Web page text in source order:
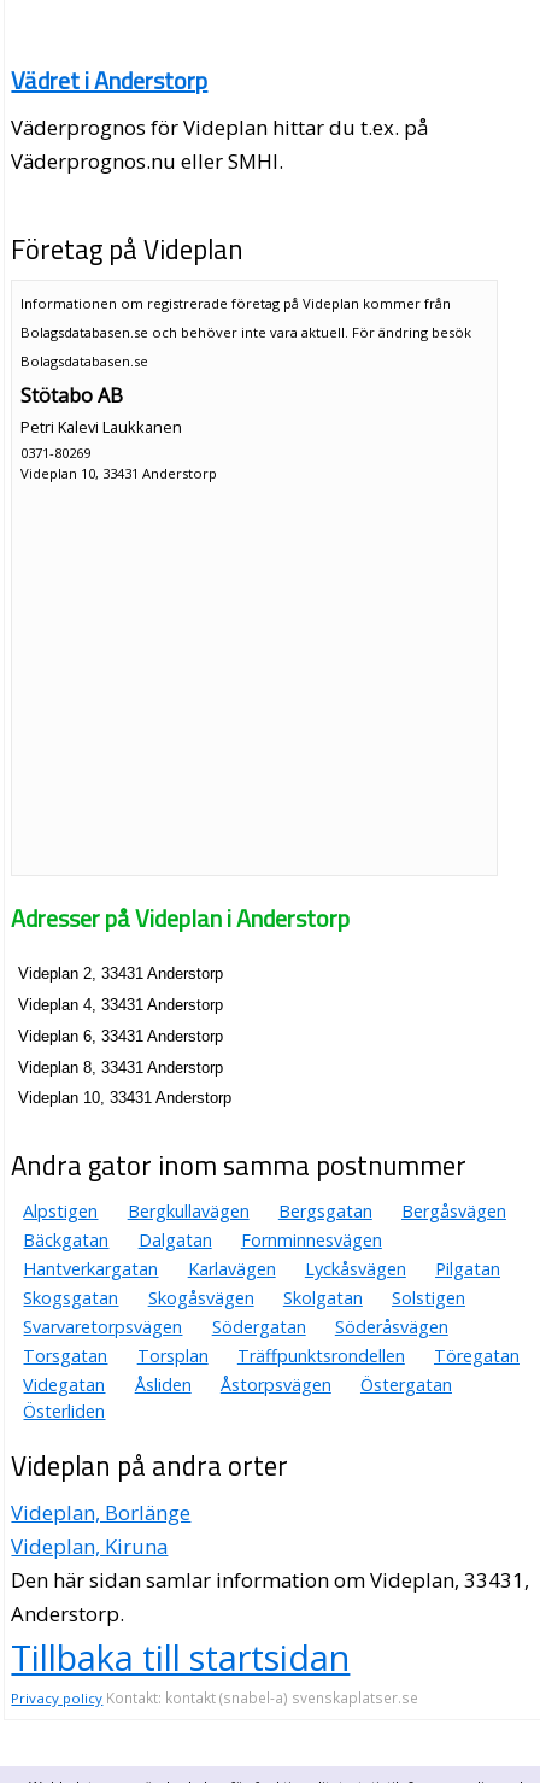
Vädret i Anderstorp
Väderprognos för Videplan hittar du t.ex. på
Väderprognos.nu eller SMHI.
Företag på Videplan
Informationen om registrerade företag på Videplan kommer från
Bolagsdatabasen.se och behöver inte vara aktuell. För ändring besök
Bolagsdatabasen.se
Stötabo AB
Petri Kalevi Laukkanen
0371-80269
Videplan 10, 33431 Anderstorp
Adresser på Videplan i Anderstorp
Videplan 2, 33431 Anderstorp
Videplan 4, 33431 Anderstorp
Videplan 6, 33431 Anderstorp
Videplan 8, 33431 Anderstorp
Videplan 10, 33431 Anderstorp
Andra gator inom samma postnummer
Alpstigen Bergkullavägen Bergsgatan
Bergåsvägen
Bäckgatan
Dalgatan
Fornminnesvägen
Hantverkargatan
Karlavägen Lyckåsvägen
Pilgatan
Skogsgatan
Skogåsvägen Skolgatan
Solstigen
Svarvaretorpsvägen
Södergatan
Söderåsvägen
Torsgatan
Torsplan Träffpunktsrondellen
Töregatan
Videgatan
Åsliden Åstorpsvägen
Östergatan
Österliden
Videplan på andra orter
Videplan, Borlänge
Videplan, Kiruna
Den här sidan samlar information om Videplan, 33431,
Anderstorp.
Tillbaka till startsidan
Privacy policy Kontakt: kontakt (snabel-a) svenskaplatser.se